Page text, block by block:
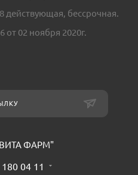
действующая, бессрочная.
от 02 ноября 2020г.
ФАРМ"
04 11